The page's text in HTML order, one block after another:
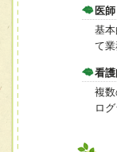
医師
基
て
看
複
ロ